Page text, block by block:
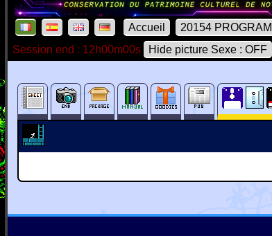
Accueil 20154
Session end : 12h00m00s
Hide picture Sexe : OFF